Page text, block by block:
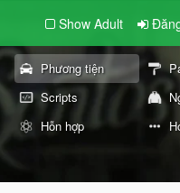
Show Adult
Phương tiện
Scripts
Hỗn hợp